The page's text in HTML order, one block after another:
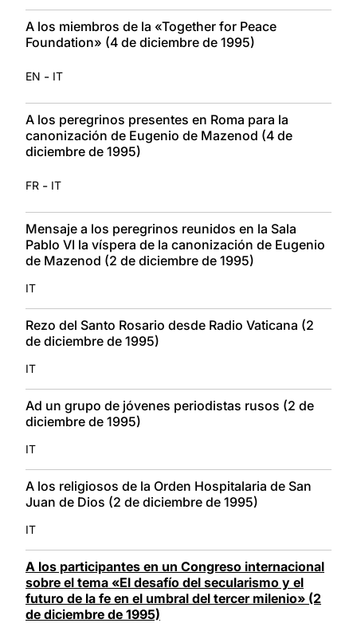
A los miembros de la «Together for Peace
Foundation» (4 de diciembre de 1995)
EN - IT
A los peregrinos presentes en Roma para la
canonización de Eugenio de Mazenod (4 de
diciembre de 1995)
FR - IT
Mensaje a los peregrinos reunidos en la Sala
Pablo VI la víspera de la canonización de Eugenio
de Mazenod (2 de diciembre de 1995)
IT
Rezo del Santo Rosario desde Radio Vaticana (2
de diciembre de 1995)
IT
Ad un grupo de jóvenes periodistas rusos (2 de
diciembre de 1995)
IT
A los religiosos de la Orden Hospitalaria de San
Juan de Dios (2 de diciembre de 1995)
IT
A los participantes en un Congreso internacional
sobre el tema «El desafío del secularismo y el
futuro de la fe en el umbral del tercer milenio» (2
de diciembre de 1995)